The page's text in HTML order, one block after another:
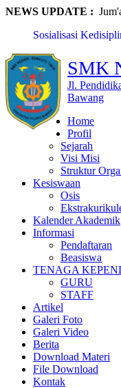
NEWS UPDATE :
Sosialisasi
SMKN Rawajitu
Lomba ...
SMKN Rawajitu
Upac...
Eka Nur Maya
Pengharga...
Naila Anzalika
Pres...
SMKN Rawajitu
PAI T...
SMKN Rawajitu
Akhlak N...
Kunjungan
Pendidikan Pr...
Fitria Kusuma
Terpilih s...
PERKEMAHAN
RAWAJITU
SMK
Jl.
Bawang
Home
Profil
Sejarah
Visi Misi
Struktur
Kesiswaan
Osis
Kalender Akademik
Informasi
Pendaftaran
Beasiswa
TENAGA
GURU
STAFF
Artikel
Galeri Foto
Galeri Video
Berita
Download Materi
File Download
Kontak